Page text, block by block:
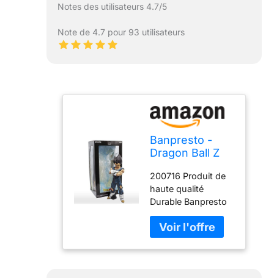
Notes des utilisateurs 4.7/5
Note de 4.7 pour 93 utilisateurs
Banpresto -
Dragon Ball Z
Vegeta Manga
Dimensions
Figure
Cranberry
200716 Produit de
haute qualité
Durable Banpresto